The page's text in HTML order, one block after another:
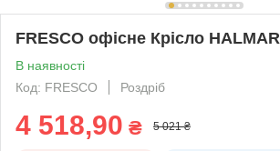
FRESCO офісне Крісло HALMAR
В наявності
Код: FRESCO
Роздріб
4 518,90 ₴ 5 021 ₴